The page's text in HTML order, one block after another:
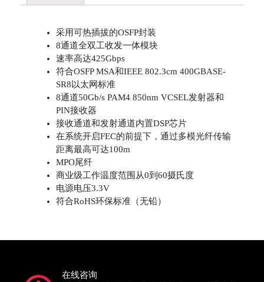
采用可热插拔的OSFP封装
8通道全双工收发一体模块
速率高达425Gbps
符合OSFP MSA和IEEE 802.3cm 400GBASE-
SR8以太网标准
8通道50Gb/s PAM4 850nm VCSEL发射器和
PIN接收器
接收通道和发射通道内置DSP芯片
在系统开启FEC的前提下，通过多模光纤传输
距离最高可达100m
MPO尾纤
商业级工作温度范围从0到60摄氏度
电源电压3.3V
符合RoHS环保标准（无铅）
在线咨询